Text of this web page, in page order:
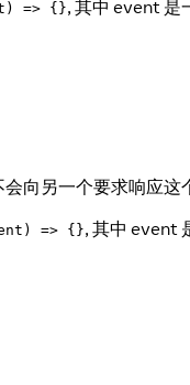
=> {}, 其中 event 是
向另一个要求响应
=> {}, 其中 event